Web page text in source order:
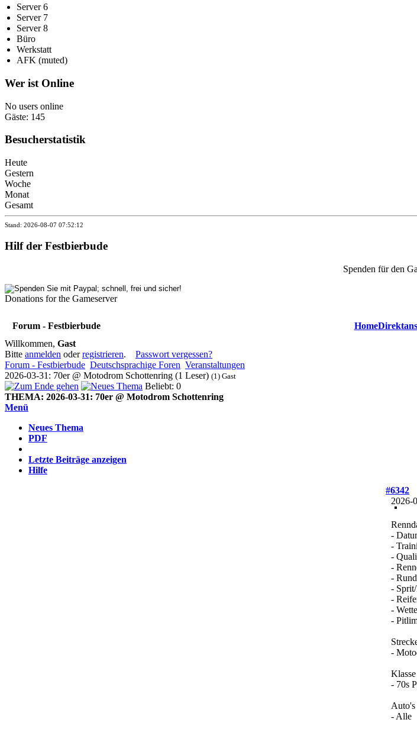
Server 6
Server 7
Server 8
Büro
Werkstatt
AFK (muted)
Wer ist Online
No users online
Gäste: 145
Besucherstatistik
Heute
Gestern
Woche
Monat
Gesamt
Stand: 2026-08-07 07:52:12
Hilf der Festbierbude
Spenden für den
Donations for the Gameserver
Forum - Festbierbude Home
Willkommen, Gast
Bitte anmelden oderregistrieren. Passwort vergessen?
Forum - Festbierbude Deutschsprachige Foren Veranstaltungen
2026-03-31: 70er @ Motodrom Schottenring (1 Leser) (1) Gast
Beliebt: 0
THEMA: 2026-03-31: 70er @ Motodrom Schottenring
Menü
Neues Thema
PDF
Letzte Beiträge anzeigen
Hilfe
#6342
2026-
-
-
-
-
-
-
-
-
-
-
Klasse
- 70s
Auto's
- Alle